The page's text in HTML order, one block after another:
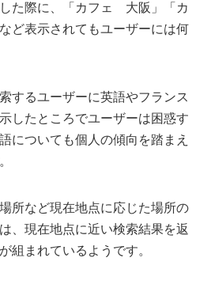
た際に、「カフェ 大阪」「カ
ど表示されてもユーザーには何
するユーザーに英語やフランス
したところでユーザーは困惑す
についても個人の傾向を踏まえ
所など現在地点に応じた場所の
、現在地点に近い検索結果を返
組まれているようです。